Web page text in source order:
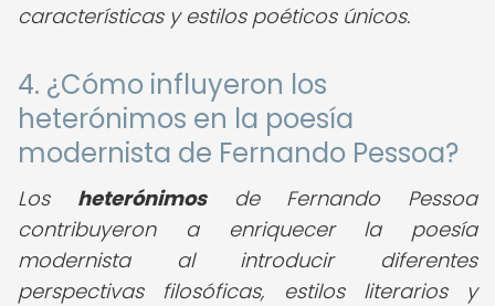
características y estilos poéticos únicos.
4. ¿Cómo influyeron los
heterónimos en la poesía
modernista de Fernando Pessoa?
Los heterónimosde Fernando Pessoa
contribuyeron a enriquecer la poesía
modernista al introducir diferentes
perspectivas filosóficas, estilos literarios y